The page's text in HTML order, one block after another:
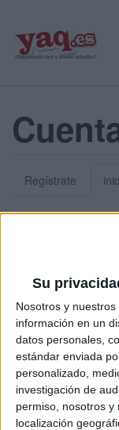
Su
Nosotros y nuestros
información en un
datos personales,
estándar enviada
personalizado,
investigación de
permiso, nosotros y
localización
Regístrate
Puedes iniciar
dirección de correo
Contraseña:*
Introduce la